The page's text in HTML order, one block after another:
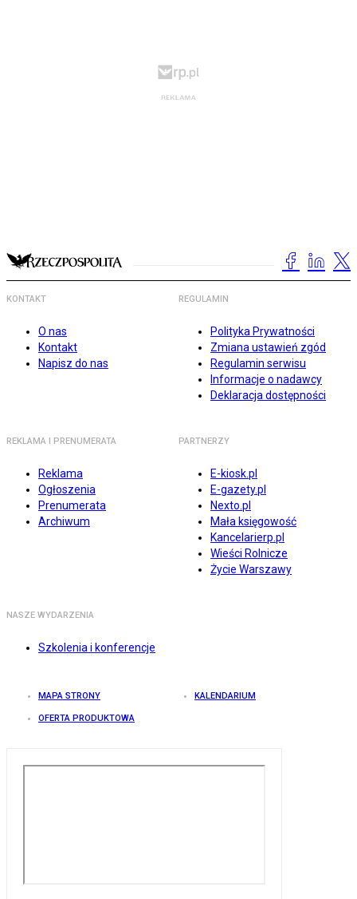
KONTAKT
O nas
Kontakt
Napisz do nas
REGULAMIN
Polityka Prywatności
Zmiana ustawień zgód
Regulamin serwisu
Informacje o nadawcy
Deklaracja dostępności
REKLAMA I PRENUMERATA
Reklama
Ogłoszenia
Prenumerata
Archiwum
PARTNERZY
E-kiosk.pl
E-gazety.pl
Nexto.pl
Mała księgowość
Kancelarierp.pl
Wieści Rolnicze
Życie Warszawy
NASZE WYDARZENIA
Szkolenia i konferencje
MAPA STRONY KALENDARIUM
OFERTA PRODUKTOWA